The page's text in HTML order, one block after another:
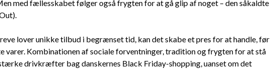
med fællesskabet følger også frygten for at gå glip af noget – den såkaldte
lover unikke tilbud i begrænset tid, kan det skabe et pres for at handle, før
varer. Kombinationen af sociale forventninger, tradition og frygten for at stå
drivkræfter bag danskernes Black Friday-shopping, uanset om det